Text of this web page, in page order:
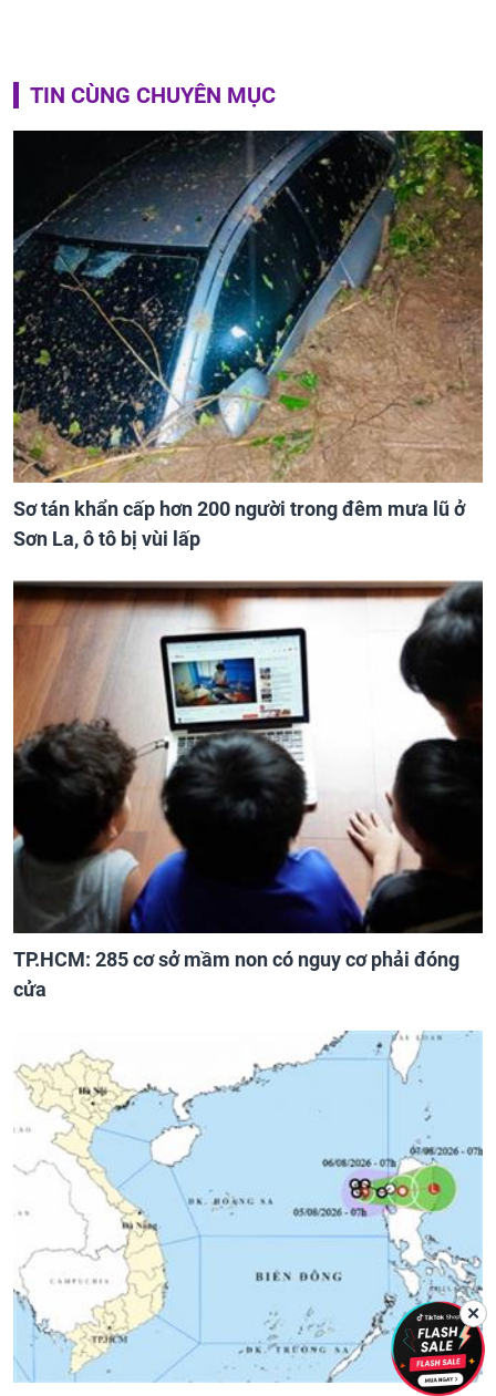
TIN CÙNG CHUYÊN MỤC
Sơ tán khẩn cấp hơn 200 người trong đêm mưa lũ ở
Sơn La, ô tô bị vùi lấp
TP.HCM: 285 cơ sở mầm non có nguy cơ phải đóng
cửa
✕